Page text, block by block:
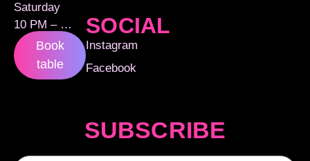
Saturday
10 PM – …
Book
table
SOCIAL
Instagram
Facebook
SUBSCRIBE